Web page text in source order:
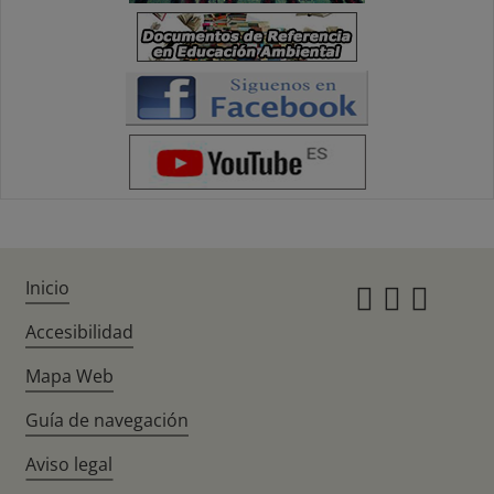
Inicio
Accesibilidad
Mapa Web
Guía de navegación
Aviso legal